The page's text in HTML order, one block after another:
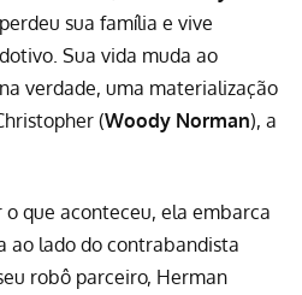
sua família e vive
Sua vida muda ao
verdade, uma materialização
(Woody Norman), a
que aconteceu, ela embarca
ao lado do contrabandista
robô parceiro, Herman